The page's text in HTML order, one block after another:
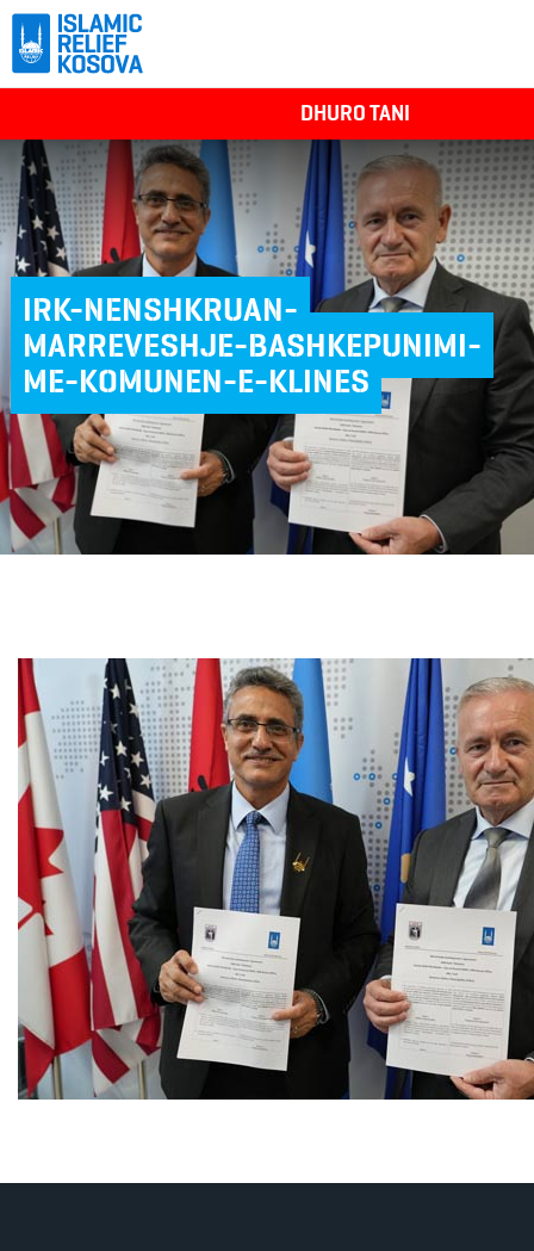
DHURO TANI
IRK-NENSHKRUAN-
MARREVESHJE-BASHKEPUNIMI-
ME-KOMUNEN-E-KLINES